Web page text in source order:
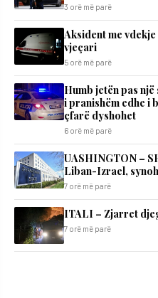
3 orë më parë
Aksident me
vjeçari
5 orë më parë
Humb jetën pas
i pranishëm edhe i
çfarë dyshohet
6 orë më parë
UASHINGTON –
Liban-Izrael,
7 orë më parë
ITALI – Zjarret
7 orë më parë